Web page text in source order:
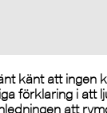
känt att ingen
förklaring i att
att